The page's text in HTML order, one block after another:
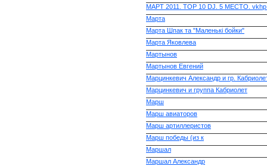
МАРТ 2011. TOP 10 DJ. 5 МЕСТО.
Марта
Марта Шпак та "Маленькі бойки"
Марта Яковлева
Мартынов
Мартынов Евгений
Марцинкевич Александр и гр.
Марцинкевич и группа Кабриолет
Марш
Марш авиаторов
Марш артиллеристов
Марш победы (из к
Маршал
Маршал Александр